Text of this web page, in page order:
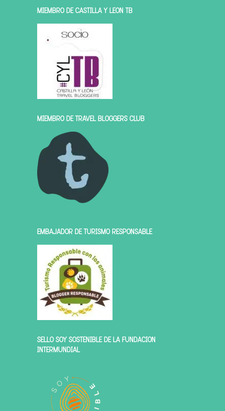
MIEMBRO DE CASTILLA Y LEÓN TB
MIEMBRO DE TRAVEL BLOGGERS CLUB
EMBAJADOR DE TURISMO RESPONSABLE
SELLO SOY SOSTENIBLE DE LA FUNDACIÓN
INTERMUNDIAL